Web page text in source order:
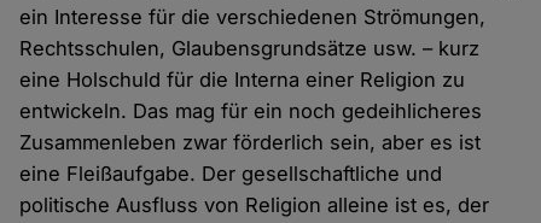
ein Interesse für die verschiedenen Strömungen,
Rechtsschulen, Glaubensgrundsätze usw. – kurz
eine Holschuld für die Interna einer Religion zu
entwickeln. Das mag für ein noch gedeihlicheres
Zusammenleben zwar förderlich sein, aber es ist
eine Fleißaufgabe. Der gesellschaftliche und
politische Ausfluss von Religion alleine ist es, der